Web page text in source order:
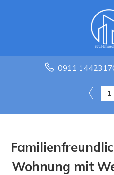
0911
1
Wohnung mit